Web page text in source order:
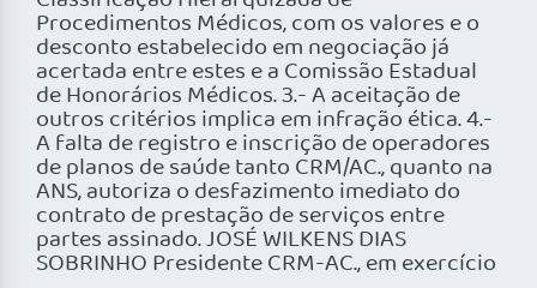
Procedimentos Médicos, com os valores e o
desconto estabelecido em negociação já
acertada entre estes e a Comissão Estadual
de Honorários Médicos. 3.- A aceitação de
outros critérios implica em infração ética. 4.-
A falta de registro e inscrição de operadores
de planos de saúde tanto CRM/AC., quanto na
ANS, autoriza o desfazimento imediato do
contrato de prestação de serviços entre
partes assinado. JOSÉ WILKENS DIAS
SOBRINHO Presidente CRM-AC., em exercício